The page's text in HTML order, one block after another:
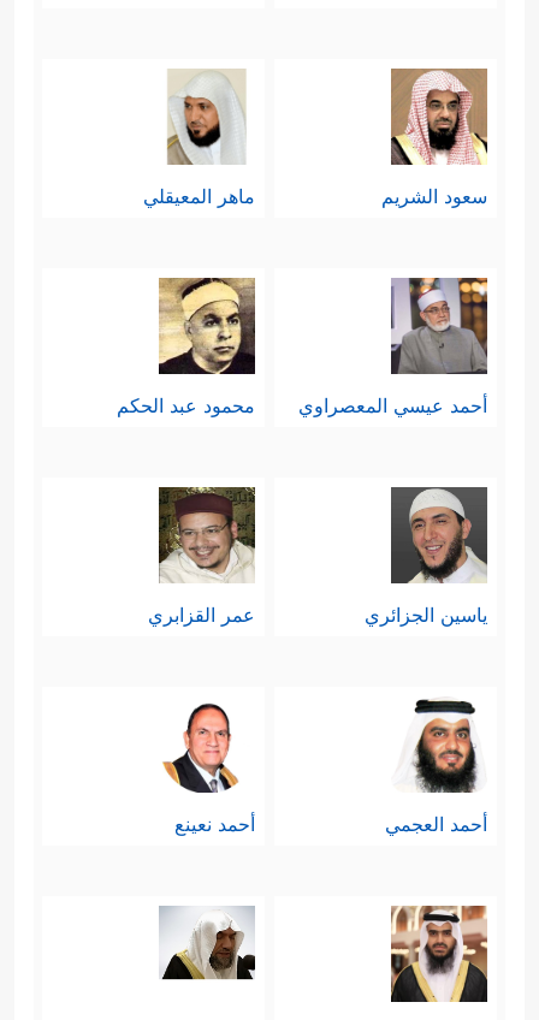
سعود الشريم ماهر المعيقلي
أحمد عيسي المعصراوي محمود عبد الحكم
ياسين الجزائري عمر القزابري
أحمد العجمي أحمد نعينع